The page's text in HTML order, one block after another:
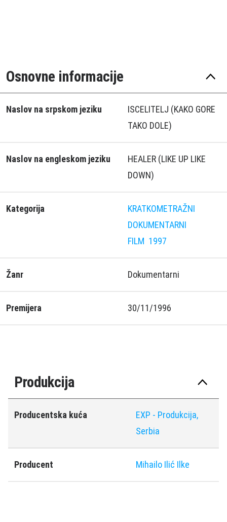
Osnovne informacije
Naslov na srpskom jeziku
ISCELITELJ (KAKO GORE
TAKO DOLE)
Naslov na engleskom jeziku
HEALER (LIKE UP LIKE
DOWN)
Kategorija
KRATKOMETRAŽNI
DOKUMENTARNI
FILM 1997
Žanr Dokumentarni
Premijera 30/11/1996
Produkcija
Producentska kuća
EXP - Produkcija,
Serbia
Producent Mihailo Ilić Ilke